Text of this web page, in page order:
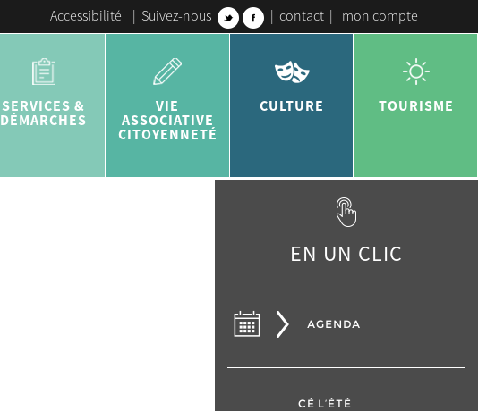
Accessibilité | Suivez-nous | contact | mon compte
SERVICES &
DÉMARCHES
VIE
ASSOCIATIVE
CITOYENNETÉ
CULTURE TOURISME
EN UN CLIC
AGENDA
CÉ L’ÉTÉ